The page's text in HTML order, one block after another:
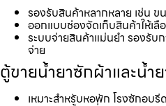
รองรับสินค้าหลากหลาย เช่น ข
ออกแบบช่องจัดเก็บสินค้าให้เลื
ระบบจ่ายสินค้าแม่นยำ รองรับ
จ่าย
ตู้ขายน้ำยาซักผ้าและน้ำ
เหมาะสำหรับหอพัก โรงซักอบรี